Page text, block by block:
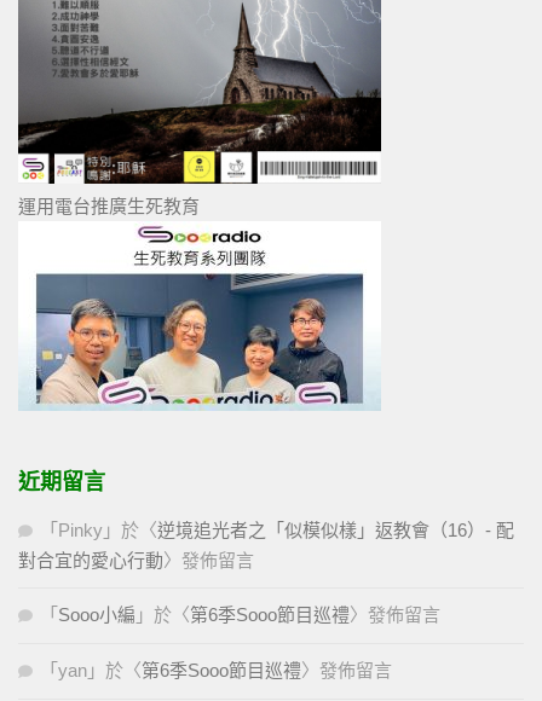
運用電台推廣生死教育
近期留言
「 Pinky 」於〈逆境追光者之「似模似樣」返教會（16）- 配
對合宜的愛心行動〉發佈留言
「 Sooo小編 」於〈第6季Sooo節目巡禮〉發佈留言
「 yan 」於〈第6季Sooo節目巡禮〉發佈留言